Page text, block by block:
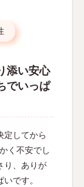
添い安心
でいっぱ
定してから
く不安でし
り、ありが
です。